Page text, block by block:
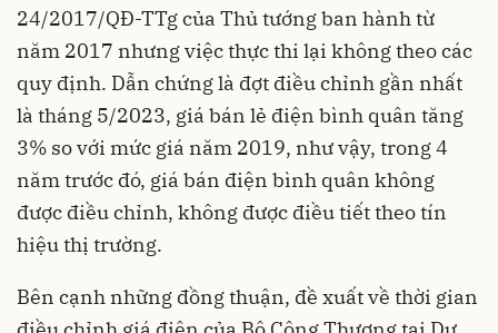
24/2017/QĐ-TTg của Thủ tướng ban hành từ
năm 2017 nhưng việc thực thi lại không theo các
quy định. Dẫn chứng là đợt điều chỉnh gần nhất
là tháng 5/2023, giá bán lẻ điện bình quân tăng
3% so với mức giá năm 2019, như vậy, trong 4
năm trước đó, giá bán điện bình quân không
được điều chỉnh, không được điều tiết theo tín
hiệu thị trường.
Bên cạnh những đồng thuận, đề xuất về thời gian